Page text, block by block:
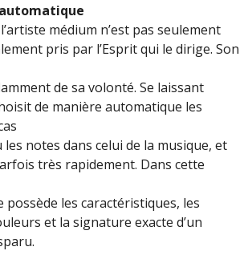
médium n’est pas seulement
pris par l’Esprit qui le dirige. Son
de sa volonté. Se laissant
de manière automatique les
notes dans celui de la musique, et
très rapidement. Dans cette
les caractéristiques, les
et la signature exacte d’un